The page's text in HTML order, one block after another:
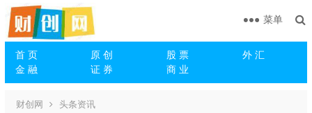
首 页 原 创 股 票
外 汇
金 融
证 券 商 业
菜单
财创网 头条资讯